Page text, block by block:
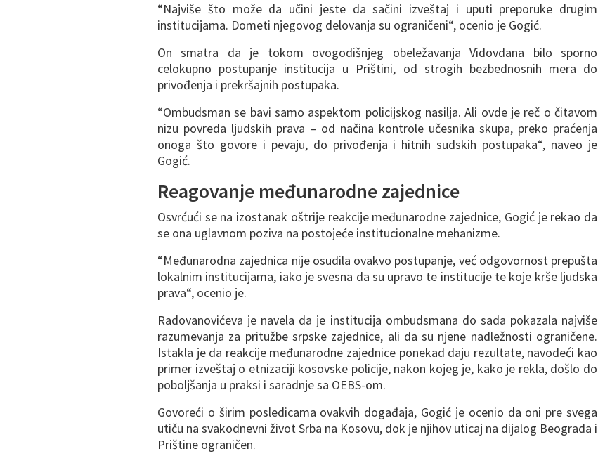
“Najviše što može da učini jeste da sačini izveštaj i uputi preporuke drugim
institucijama. Dometi njegovog delovanja su ograničeni“, ocenio je Gogić.
On smatra da je tokom ovogodišnjeg obeležavanja Vidovdana bilo sporno
celokupno postupanje institucija u Prištini, od strogih bezbednosnih mera do
privođenja i prekršajnih postupaka.
“Ombudsman se bavi samo aspektom policijskog nasilja. Ali ovde je reč o čitavom
nizu povreda ljudskih prava – od načina kontrole učesnika skupa, preko praćenja
onoga što govore i pevaju, do privođenja i hitnih sudskih postupaka“, naveo je
Gogić.
Reagovanje međunarodne zajednice
Osvrćući se na izostanak oštrije reakcije međunarodne zajednice, Gogić je rekao da
se ona uglavnom poziva na postojeće institucionalne mehanizme.
“Međunarodna zajednica nije osudila ovakvo postupanje, već odgovornost prepušta
lokalnim institucijama, iako je svesna da su upravo te institucije te koje krše ljudska
prava“, ocenio je.
Radovanovićeva je navela da je institucija ombudsmana do sada pokazala najviše
razumevanja za pritužbe srpske zajednice, ali da su njene nadležnosti ograničene.
Istakla je da reakcije međunarodne zajednice ponekad daju rezultate, navodeći kao
primer izveštaj o etnizaciji kosovske policije, nakon kojeg je, kako je rekla, došlo do
poboljšanja u praksi i saradnje sa OEBS-om.
Govoreći o širim posledicama ovakvih događaja, Gogić je ocenio da oni pre svega
utiču na svakodnevni život Srba na Kosovu, dok je njihov uticaj na dijalog Beograda i
Prištine ograničen.